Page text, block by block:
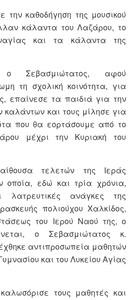
την καθοδήγηση της μουσικού
κάλαντα του Λαζάρου, το
και τα κάλαντα της
Σεβασμιώτατος, αφού
τη σχολική κοινότητα, για
επαίνεσε τα παιδιά για την
και τους μίλησε για
που θα εορτάσουμε από το
μέχρι την Κυριακή του
τελετών της Ιεράς
οποία, εδώ και τρία χρόνια,
λατρευτικές ανάγκες της
πολιούχου Χαλκίδος,
του Ιερού Ναού της, ο
ο Σεβασμιώτατος κ.
αντιπροσωπεία μαθητών
και του Λυκείου Αγίας
τους μαθητές και